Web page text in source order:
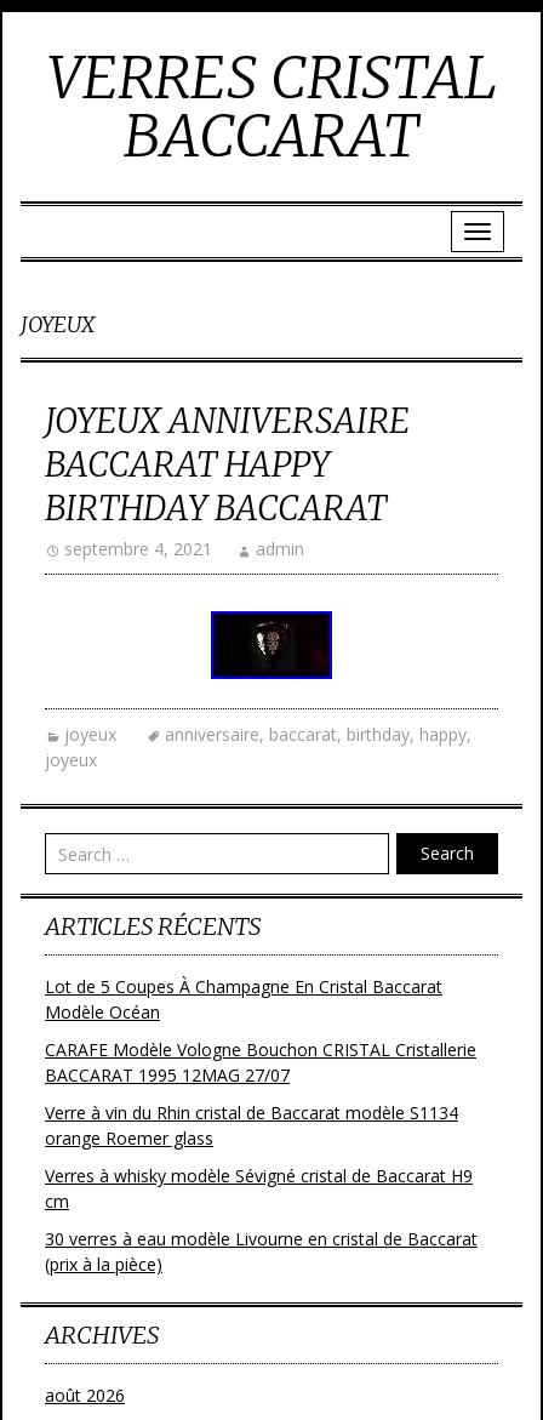
VERRES CRISTAL
BACCARAT
JOYEUX
JOYEUX ANNIVERSAIRE
BACCARAT HAPPY
BIRTHDAY BACCARAT
septembre 4, 2021 admin
joyeux anniversaire, baccarat, birthday, happy,
joyeux
Search
ARTICLES RÉCENTS
Lot de 5 Coupes À Champagne En Cristal Baccarat
Modèle Océan
CARAFE Modèle Vologne Bouchon CRISTAL Cristallerie
BACCARAT 1995 12MAG 27/07
Verre à vin du Rhin cristal de Baccarat modèle S1134
orange Roemer glass
Verres à whisky modèle Sévigné cristal de Baccarat H9
cm
30 verres à eau modèle Livourne en cristal de Baccarat
(prix à la pièce)
ARCHIVES
août 2026